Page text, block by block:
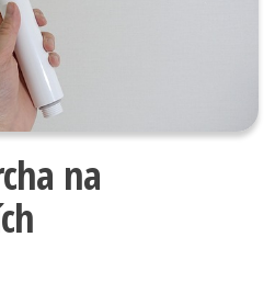
na